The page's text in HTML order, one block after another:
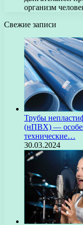
организм
Свежие записи
Трубы
(нПВХ) —
технические…
30.03.2024